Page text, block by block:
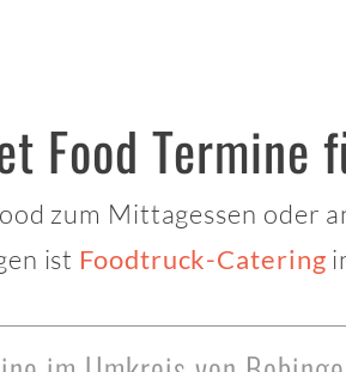
Food Termine
zum Mittagessen oder
ist Foodtruck-Catering